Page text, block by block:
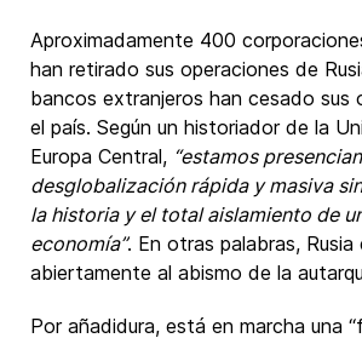
Aproximadamente 400
han retirado sus operaciones de
bancos extranjeros han cesado sus
el país. Según un historiador de la
Europa Central, “estamos
desglobalización rápida y masiva
la historia y el total aislamiento de
economía”. En otras palabras,
abiertamente al abismo de la
Por añadidura, está en marcha una